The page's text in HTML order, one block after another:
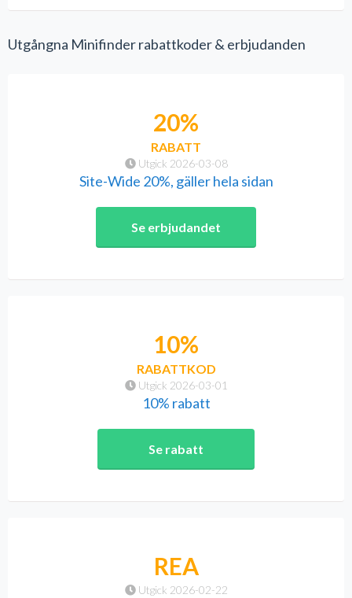
Utgångna Minifinder rabattkoder & erbjudanden
Utgick 2026-03-08
20%
RABATT
Site-Wide 20%, gäller hela sidan
Se erbjudandet
Utgick 2026-03-01
10%
RABATTKOD
10% rabatt
Se rabatt
Utgick 2026-02-22
REA